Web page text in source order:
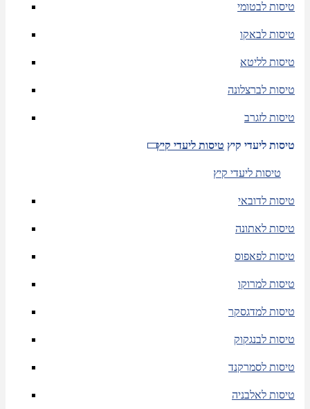
טיסות לבטומי
טיסות לבאקו
טיסות לליטא
טיסות לברצלונה
טיסות לזגרב
טיסות ליעדי קיץ טיסות ליעדי קיץ
טיסות ליעדי קיץ
טיסות לדובאי
טיסות לאתונה
טיסות לפאפוס
טיסות למרוקו
טיסות למדגסקר
טיסות לבנגקוק
טיסות לסמרקנד
טיסות לאלבניה